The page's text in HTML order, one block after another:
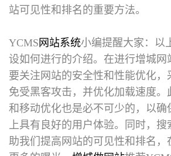
站可见性和排名的重要方法。
YCMS 网站系统小编提醒大家：以
设如何进行的介绍。在进行增城网
要关注网站的安全性和性能优化，
免受黑客攻击，并优化加载速度。
和移动优化也是必不可少的，以确
上具有良好的用户体验。同时，
助我们提高网站的可见性和排名，